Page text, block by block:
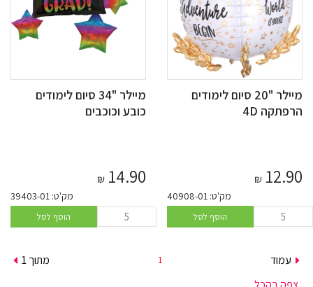
מיילר "20 סיום לימודים
הרפתקה 4D
12.90
₪
מק'ט: 40908-01
הוסף לסל
מיילר "34 סיום לימודים
כובע וכוכבים
14.90
₪
מק'ט: 39403-01
הוסף לסל
עמוד
מתוך 1